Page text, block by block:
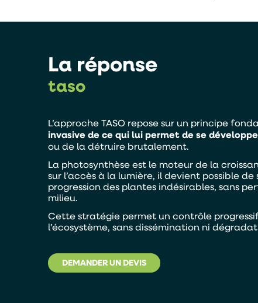
La réponse
taso
L’approche TASO repose sur un principe
invasive de ce qui lui permet de se
ou de la détruire brutalement.
La photosynthèse est le moteur de la
sur l’accès à la lumière, il devient possible
progression des plantes indésirables, sans
milieu.
Cette stratégie permet un contrôle
l’écosystème, sans dissémination ni
DEMANDER UN DEVIS